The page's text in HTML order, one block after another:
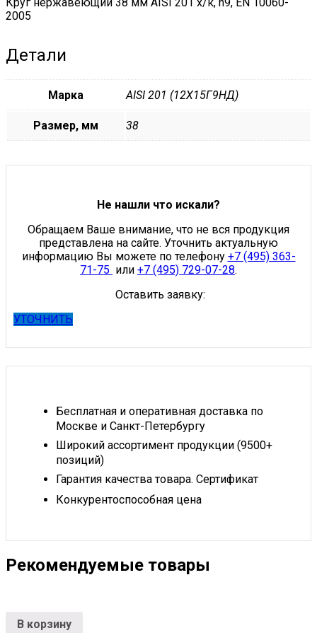
Круг нержавеющий 38 мм AISI 201 х/к, h9, EN 10060-
2005
Детали
Марка AISI 201 (12Х15Г9НД)
Размер, мм 38
Не нашли что искали?
Обращаем Ваше внимание, что не вся продукция
представлена на сайте. Уточнить актуальную
информацию Вы можете по телефону +7 (495) 363-
71-75 или +7 (495) 729-07-28.
Оставить заявку:
УТОЧНИТЬ
Бесплатная и оперативная доставка по
Москве и Санкт-Петербургу
Широкий ассортимент продукции (9500+
позиций)
Гарантия качества товара. Сертификат
Конкурентоспособная цена
Рекомендуемые товары
В корзину